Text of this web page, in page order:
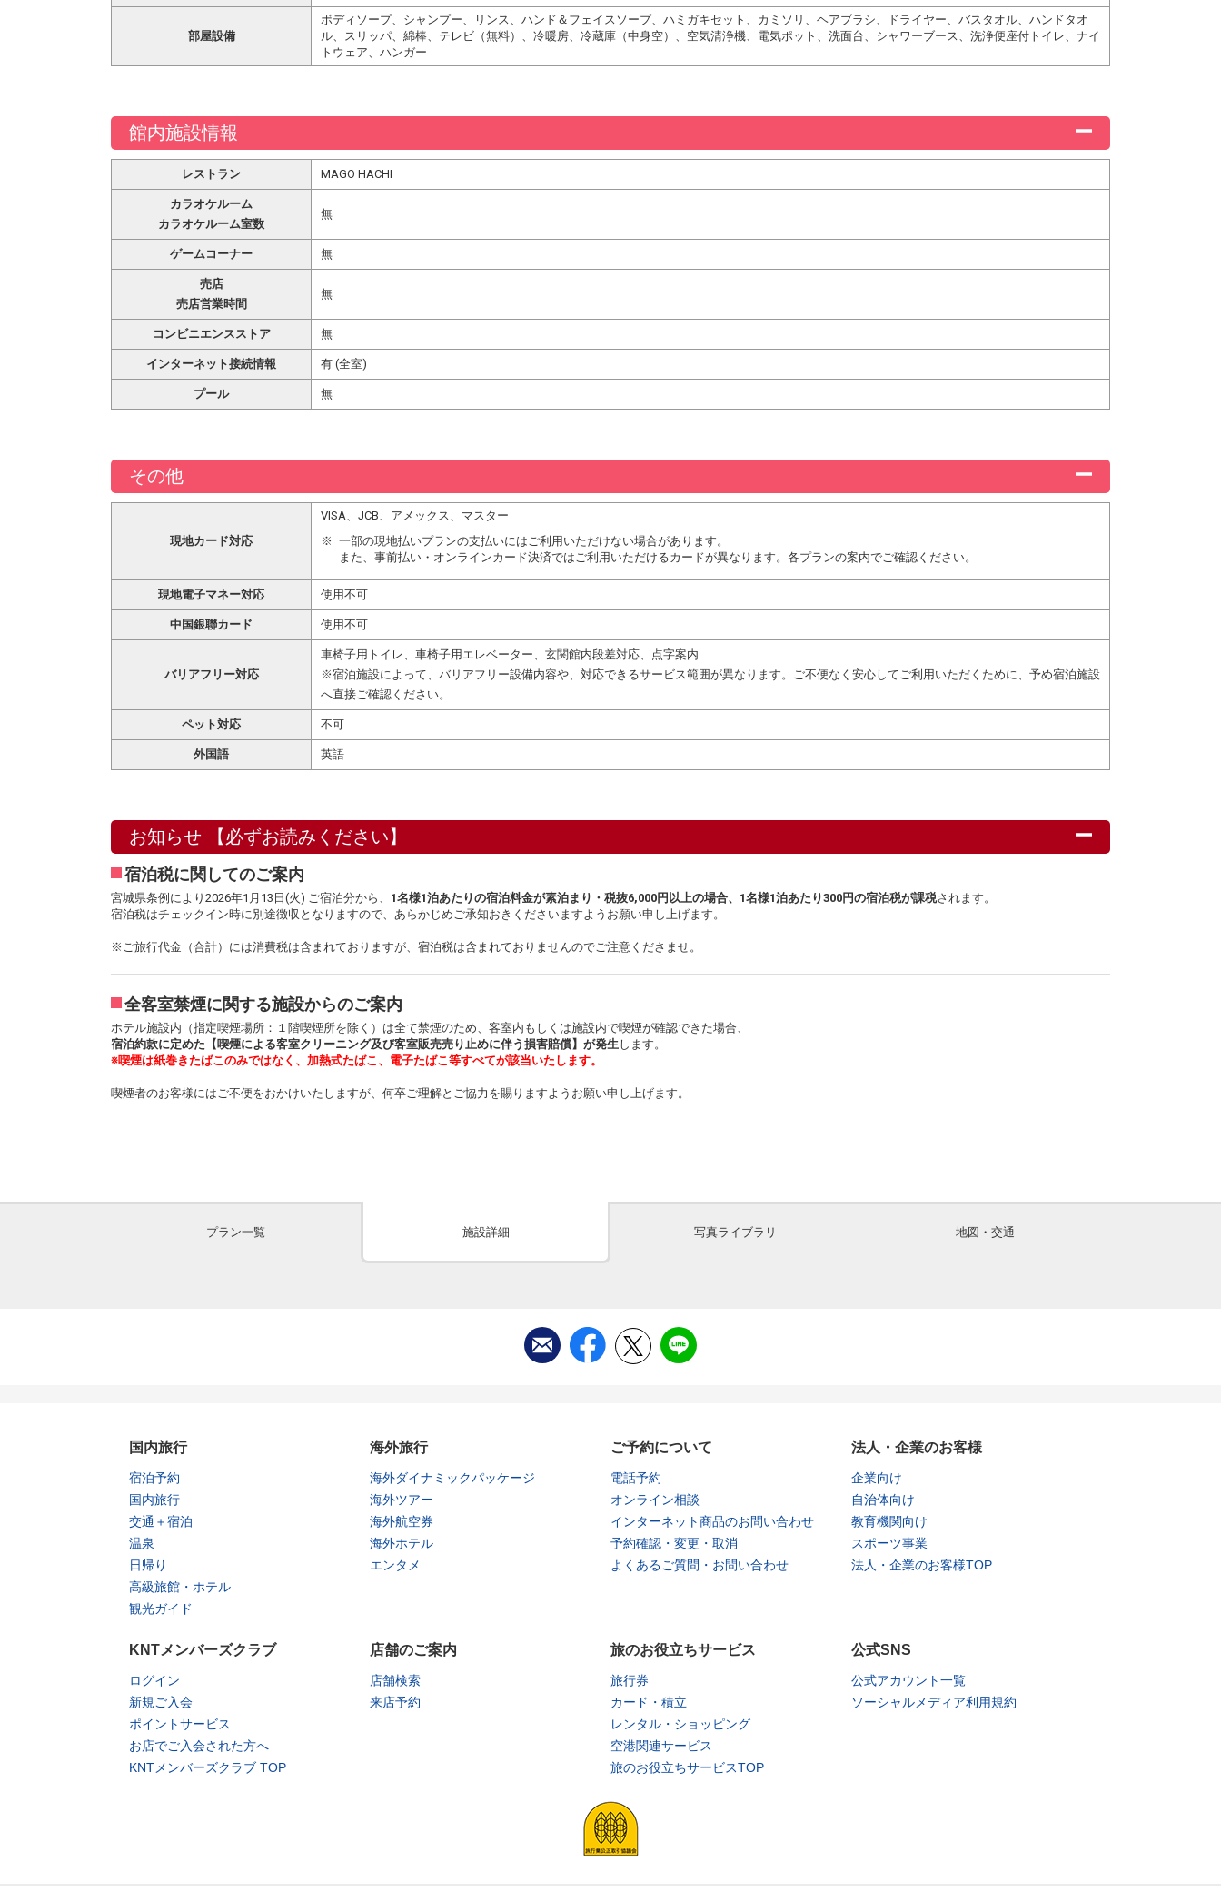
部屋設備
ボディソープ、シャンプー、リンス、ハンド＆フェイスソープ、ハミガキセット、カミソリ、ヘアブラシ、ドライヤー、バスタオル、ハンドタオ
ル、スリッパ、綿棒、テレビ（無料）、冷暖房、冷蔵庫（中身空）、空気清浄機、電気ポット、洗面台、シャワーブース、洗浄便座付トイレ、ナイ
トウェア、ハンガー
館内施設情報
レストラン MAGO HACHI
カラオケルーム
カラオケルーム室数
無
ゲームコーナー 無
売店
売店営業時間
無
コンビニエンスストア 無
インターネット接続情報 有 (全室)
プール 無
その他
現地カード対応
VISA、JCB、アメックス、マスター
一部の現地払いプランの支払いにはご利用いただけない場合があります。
また、事前払い・オンラインカード決済ではご利用いただけるカードが異なります。各プランの案内でご確認ください。
現地電子マネー対応 使用不可
中国銀聯カード 使用不可
バリアフリー対応
車椅子用トイレ、車椅子用エレベーター、玄関館内段差対応、点字案内
※宿泊施設によって、バリアフリー設備内容や、対応できるサービス範囲が異なります。ご不便なく安心してご利用いただくために、予め宿泊施設
へ直接ご確認ください。
ペット対応 不可
外国語 英語
お知らせ 【必ずお読みください】
宿泊税に関してのご案内
宮城県条例により2026年1月13日(火) ご宿泊分から、 1名様1泊あたりの宿泊料金が素泊まり・税抜6,000円以上の場合、1名様1泊あたり300円の宿泊税が課税されます。
宿泊税はチェックイン時に別途徴収となりますので、あらかじめご承知おきくださいますようお願い申し上げます。
※ご旅行代金（合計）には消費税は含まれておりますが、宿泊税は含まれておりませんのでご注意くださませ。
全客室禁煙に関する施設からのご案内
ホテル施設内（指定喫煙場所：１階喫煙所を除く）は全て禁煙のため、客室内もしくは施設内で喫煙が確認できた場合、
宿泊約款に定めた【喫煙による客室クリーニング及び客室販売売り止めに伴う損害賠償】が発生 します。
※喫煙は紙巻きたばこのみではなく、加熱式たばこ、電子たばこ等すべてが該当いたします。
喫煙者のお客様にはご不便をおかけいたしますが、何卒ご理解とご協力を賜りますようお願い申し上げます。
プラン一覧 施設詳細 写真ライブラリ 地図・交通
国内旅行
宿泊予約
国内旅行
交通＋宿泊
温泉
日帰り
高級旅館・ホテル
観光ガイド
海外旅行
海外ダイナミックパッケージ
海外ツアー
海外航空券
海外ホテル
エンタメ
ご予約について
電話予約
オンライン相談
インターネット商品のお問い合わせ
予約確認・変更・取消
よくあるご質問・お問い合わせ
法人・企業のお客様
企業向け
自治体向け
教育機関向け
スポーツ事業
法人・企業のお客様TOP
KNTメンバーズクラブ
ログイン
新規ご入会
ポイントサービス
お店でご入会された方へ
KNTメンバーズクラブ TOP
店舗のご案内
店舗検索
来店予約
旅のお役立ちサービス
旅行券
カード・積立
レンタル・ショッピング
空港関連サービス
旅のお役立ちサービスTOP
公式SNS
公式アカウント一覧
ソーシャルメディア利用規約